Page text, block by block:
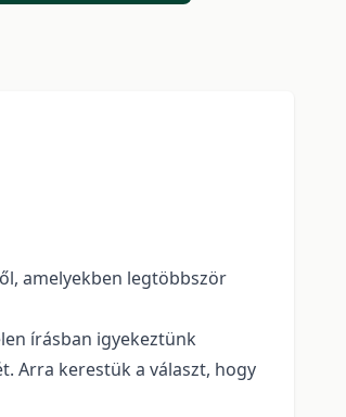
amelyekben legtöbbször
írásban igyekeztünk
Arra kerestük a választ, hogy